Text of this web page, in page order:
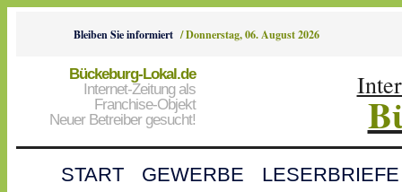
Bleiben Sie informiert /Donnerstag, 06. August 2026
Bückeburg-Lokal.de
Internet-Zeitung als
Franchise-Objekt
Neuer Betreiber gesucht!
START GEWERBE
LESERBRIEFE